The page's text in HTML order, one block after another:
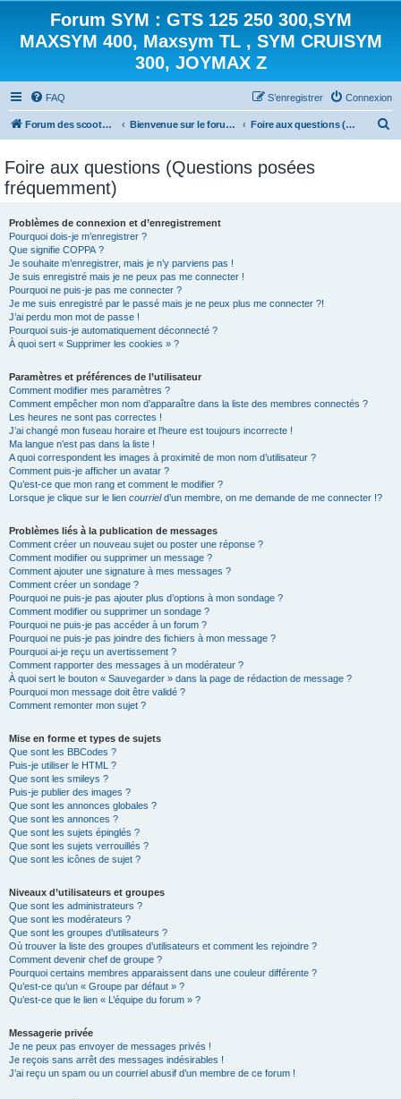
Forum SYM : GTS 125 250 300,SYM
MAXSYM 400, Maxsym TL , SYM CRUISYM
300, JOYMAX Z
FAQ Connexion
S’enregistrer
Forum des scooters SYM - GTS -MAXSYM - CRUISYM - JOYMAX - Maxsym TL Bienvenue sur le forum des scooters de la gamme SYM Foire aux questions (Questions posées fréquemment)
Foire aux questions (Questions posées
fréquemment)
Problèmes de connexion et d’enregistrement
Pourquoi dois-je m’enregistrer ?
Que signifie COPPA ?
Je souhaite m’enregistrer, mais je n’y parviens pas !
Je suis enregistré mais je ne peux pas me connecter !
Pourquoi ne puis-je pas me connecter ?
Je me suis enregistré par le passé mais je ne peux plus me connecter ?!
J’ai perdu mon mot de passe !
Pourquoi suis-je automatiquement déconnecté ?
À quoi sert « Supprimer les cookies » ?
Paramètres et préférences de l’utilisateur
Comment modifier mes paramètres ?
Comment empêcher mon nom d’apparaître dans la liste des membres connectés ?
Les heures ne sont pas correctes !
J’ai changé mon fuseau horaire et l’heure est toujours incorrecte !
Ma langue n’est pas dans la liste !
A quoi correspondent les images à proximité de mon nom d’utilisateur ?
Comment puis-je afficher un avatar ?
Qu’est-ce que mon rang et comment le modifier ?
Lorsque je clique sur le lien courrield’un membre, on me demande de me connecter !?
Problèmes liés à la publication de messages
Comment créer un nouveau sujet ou poster une réponse ?
Comment modifier ou supprimer un message ?
Comment ajouter une signature à mes messages ?
Comment créer un sondage ?
Pourquoi ne puis-je pas ajouter plus d’options à mon sondage ?
Comment modifier ou supprimer un sondage ?
Pourquoi ne puis-je pas accéder à un forum ?
Pourquoi ne puis-je pas joindre des fichiers à mon message ?
Pourquoi ai-je reçu un avertissement ?
Comment rapporter des messages à un modérateur ?
À quoi sert le bouton « Sauvegarder » dans la page de rédaction de message ?
Pourquoi mon message doit être validé ?
Comment remonter mon sujet ?
Mise en forme et types de sujets
Que sont les BBCodes ?
Puis-je utiliser le HTML ?
Que sont les smileys ?
Puis-je publier des images ?
Que sont les annonces globales ?
Que sont les annonces ?
Que sont les sujets épinglés ?
Que sont les sujets verrouillés ?
Que sont les icônes de sujet ?
Niveaux d’utilisateurs et groupes
Que sont les administrateurs ?
Que sont les modérateurs ?
Que sont les groupes d’utilisateurs ?
Où trouver la liste des groupes d’utilisateurs et comment les rejoindre ?
Comment devenir chef de groupe ?
Pourquoi certains membres apparaissent dans une couleur différente ?
Qu’est-ce qu’un « Groupe par défaut » ?
Qu’est-ce que le lien « L’équipe du forum » ?
Messagerie privée
Je ne peux pas envoyer de messages privés !
Je reçois sans arrêt des messages indésirables !
J’ai reçu un spam ou un courriel abusif d’un membre de ce forum !